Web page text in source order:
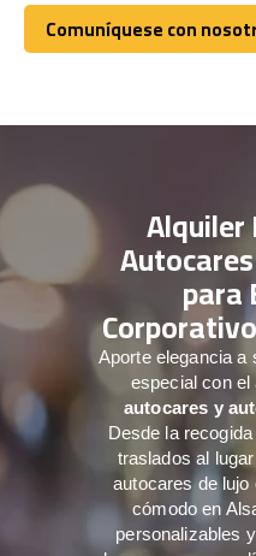
Comuníquese con
Comuníquese con
para
Aporte elegancia a
especial con el
autocares y
Desde la
traslados al
autocares de
cómodo en
personalizables